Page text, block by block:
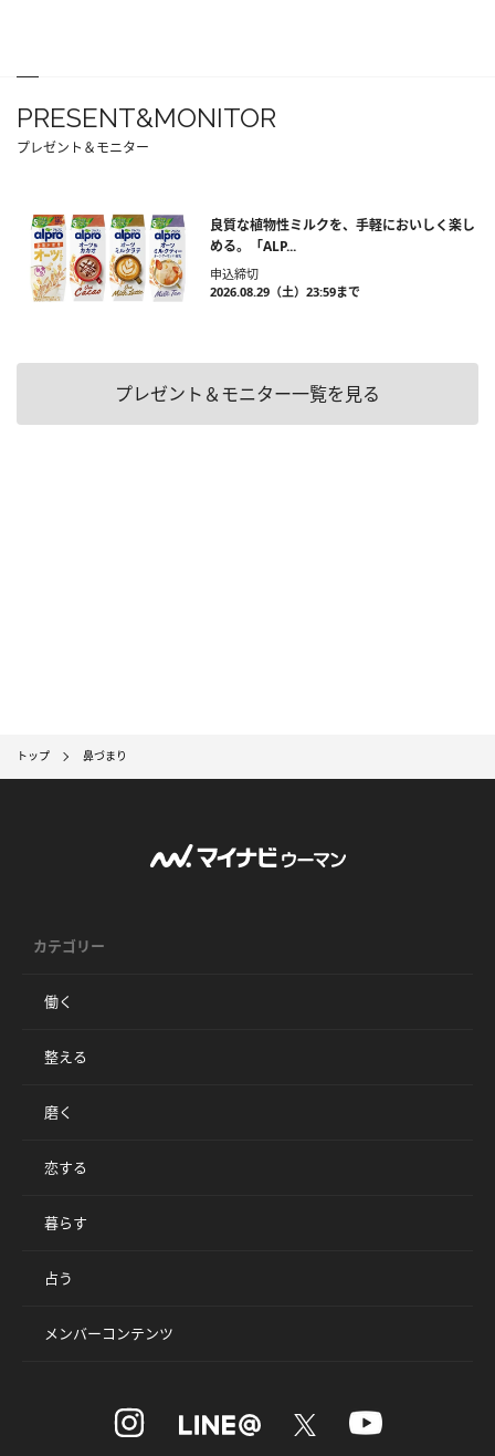
PRESENT&MONITOR
プレゼント＆モニター
良質な植物性ミルクを、手軽においしく楽し
める。「ALP...
申込締切
2026.08.29（土）23:59まで
プレゼント＆モニター一覧を見る
トップ 鼻づまり
カテゴリー
働く
整える
磨く
恋する
暮らす
占う
メンバーコンテンツ